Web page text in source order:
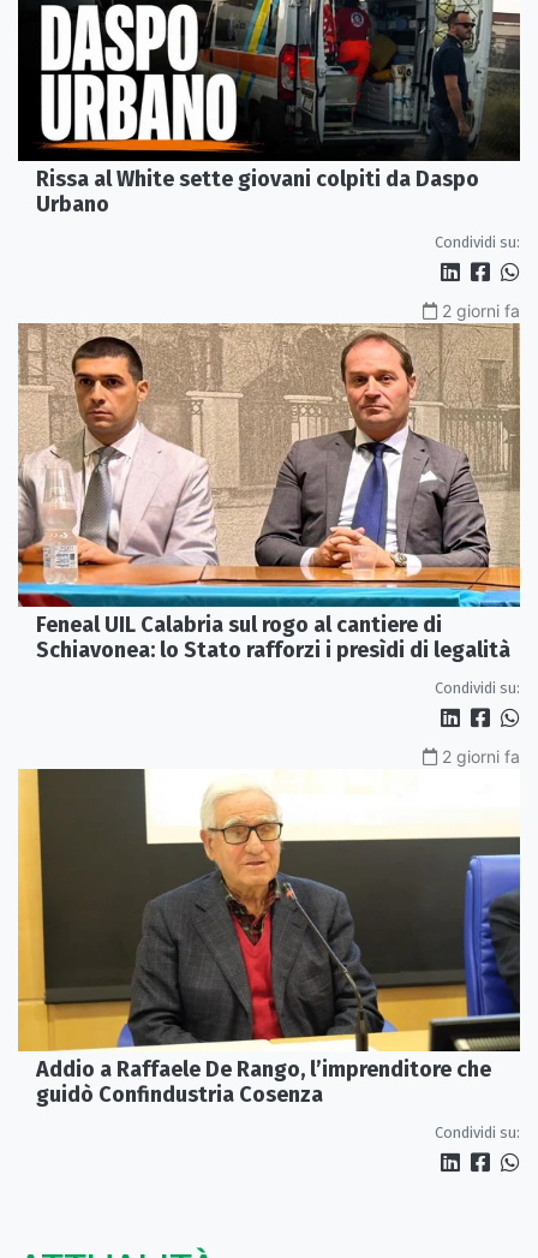
Rissa al White sette giovani colpiti da Daspo
Urbano
Condividi su:
2 giorni fa
Feneal UIL Calabria sul rogo al cantiere di
Schiavonea: lo Stato rafforzi i presìdi di legalità
Condividi su:
2 giorni fa
Addio a Raffaele De Rango, l’imprenditore che
guidò Confindustria Cosenza
Condividi su: